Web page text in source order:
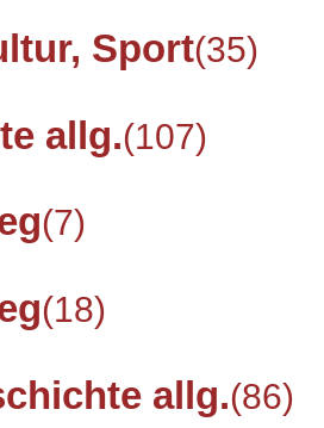
Sport(35)
allg.(107)
(7)
(18)
allg.(86)